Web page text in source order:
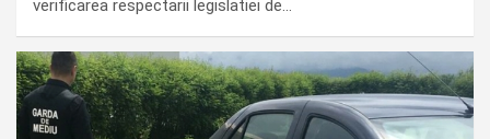
verificarea respectarii legislatiei de…